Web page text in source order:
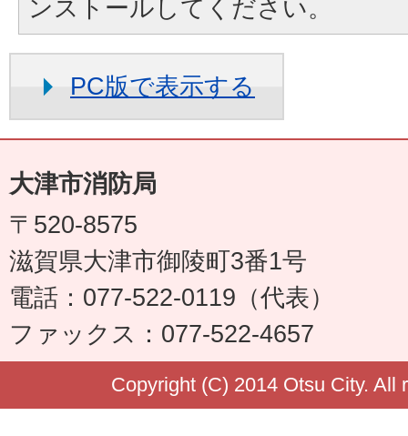
ンストールしてください。
PC版で表示する
大津市消防局
〒520-8575
滋賀県大津市御陵町3番1号
電話：077-522-0119（代表）
ファックス：077-522-4657
Copyright (C) 2014 Otsu City. All